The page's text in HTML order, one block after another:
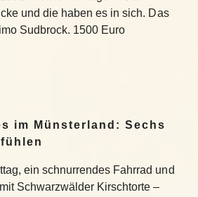
und die haben es in sich. Das
Sudbrock. 1500 Euro
im Münsterland: Sechs
ein schnurrendes Fahrrad und
Schwarzwälder Kirschtorte –